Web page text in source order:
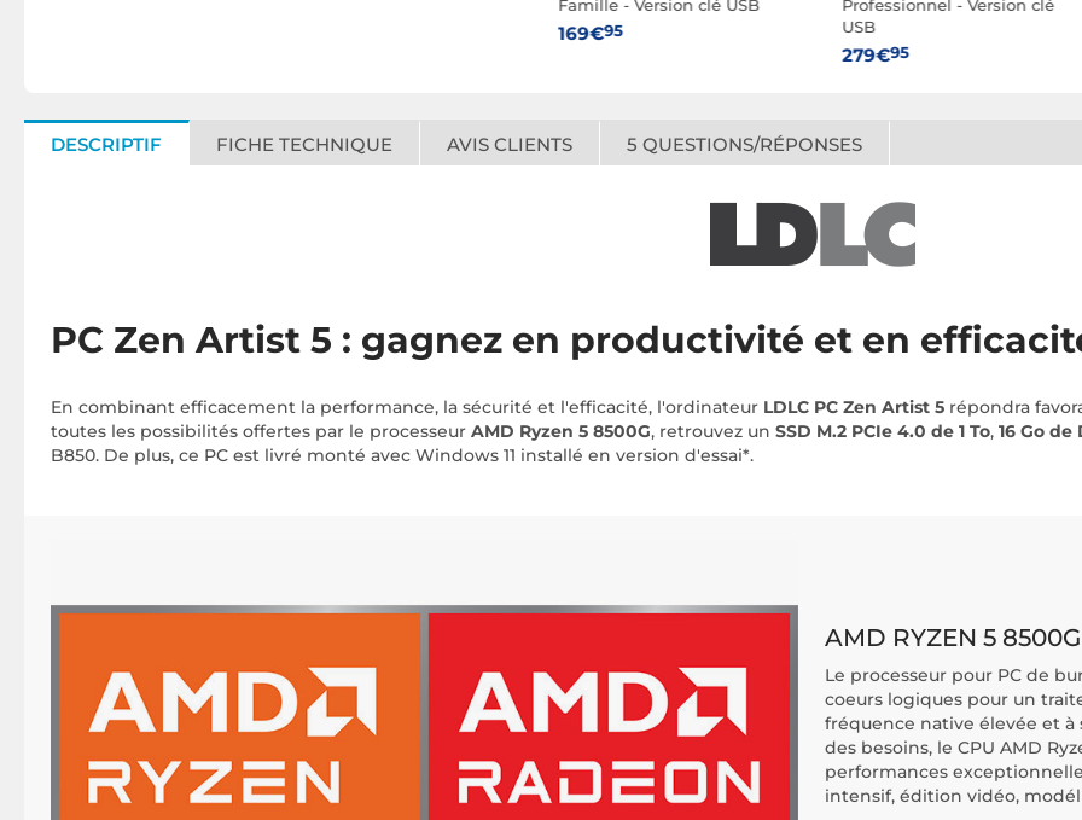
Famille - Version clé USB
169€95
Professionnel - Version clé
USB
279€95
DESCRIPTIF FICHE TECHNIQUE AVIS CLIENTS 5 QUESTIONS/RÉPONSES
PC Zen Artist 5 : gagnez en productivité et en
En combinant efficacement la performance, la sécurité et l'efficacité, l'ordinateur LDLC PC Zen Artist 5 répondra
toutes les possibilités offertes par le processeur AMD Ryzen 5 8500G, retrouvez un SSD M.2 PCIe 4.0 de 1 To, 16 Go de
B850. De plus, ce PC est livré monté avec Windows 11 installé en version d'essai*.
AMD RYZEN 5
Le processeur pour PC de
coeurs logiques pour un
fréquence native élevée et à
des besoins, le CPU AMD
performances
intensif, édition vidéo,